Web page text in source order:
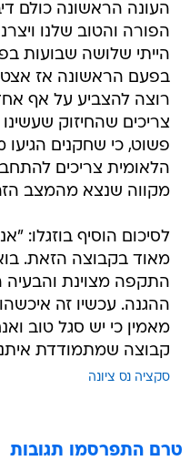
העונה הראשונה כולם
הפורה והטוב שלנו
הייתי שלושה שבועות
בפעם הראשונה אז
רוצה להצביע על אף
צריכים שהחיזוק
פשוט, כי שחקנים הגיעו
הלאומית צריכים
מקווה שנצא מהמצב
לסיכום הוסיף בוזגלו:
מאוד בקבוצה הזאת.
התקפה מצוינת
ההגנה. עכשיו זה
מאמין כי יש סגל טוב
קבוצה שמתמודדת
סקציה נס ציונה
טרם התפרסמו תגובות